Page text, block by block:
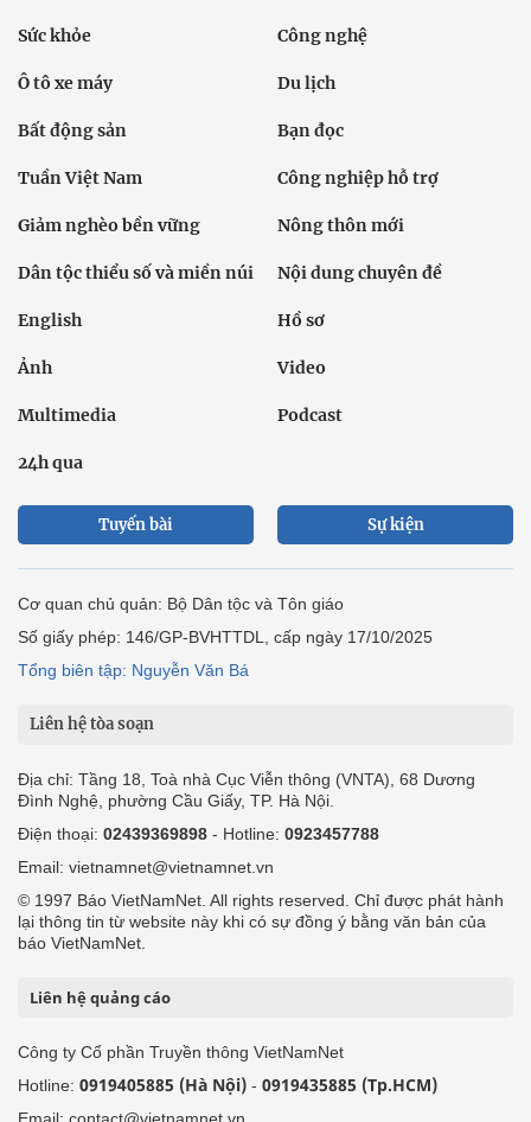
Sức khỏe Công nghệ
Ô tô xe máy Du lịch
Bất động sản Bạn đọc
Tuần Việt Nam Công nghiệp hỗ trợ
Giảm nghèo bền vững Nông thôn mới
Dân tộc thiểu số và miền núi Nội dung chuyên đề
English Hồ sơ
Ảnh Video
Multimedia Podcast
24h qua
Tuyến bài Sự kiện
Cơ quan chủ quản: Bộ Dân tộc và Tôn giáo
Số giấy phép: 146/GP-BVHTTDL, cấp ngày 17/10/2025
Tổng biên tập: Nguyễn Văn Bá
Liên hệ tòa soạn
Địa chỉ: Tầng 18, Toà nhà Cục Viễn thông (VNTA), 68 Dương
Đình Nghệ, phường Cầu Giấy, TP. Hà Nội.
Điện thoại: 02439369898 - Hotline: 0923457788
Email: vietnamnet@vietnamnet.vn
© 1997 Báo VietNamNet. All rights reserved. Chỉ được phát hành
lại thông tin từ website này khi có sự đồng ý bằng văn bản của
báo VietNamNet.
Liên hệ quảng cáo
Công ty Cổ phần Truyền thông VietNamNet
Hotline: 0919405885 (Hà Nội) - 0919435885 (Tp.HCM)
Email: contact@vietnamnet.vn